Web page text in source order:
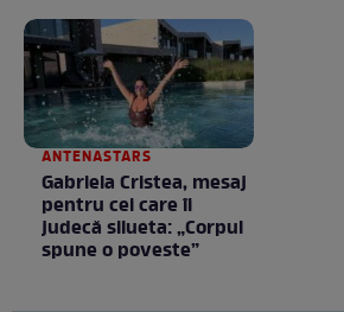
ANTENASTARS
Gabriela Cristea, mesaj
pentru cei care îi
judecă silueta: „Corpul
spune o poveste”